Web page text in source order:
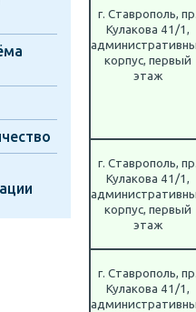
г. Ставрополь,
Кулакова 41/1,
корпус, первый
этаж
г. Ставрополь,
Кулакова 41/1,
корпус, первый
этаж
г. Ставрополь,
Кулакова 41/1,